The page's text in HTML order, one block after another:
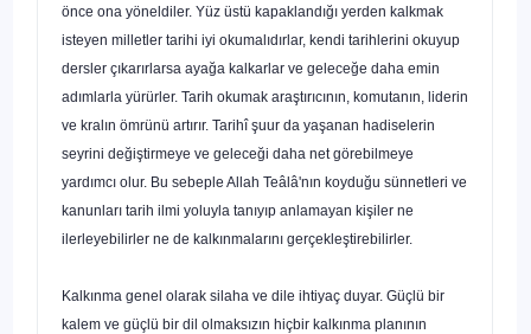
önce ona yöneldiler. Yüz üstü kapaklandığı yerden kalkmak
isteyen milletler tarihi iyi okumalıdırlar, kendi tarihlerini okuyup
dersler çıkarırlar­sa ayağa kalkarlar ve geleceğe daha emin
adımlarla yürürler. Tarih okumak araştırı­cının, komutanın, liderin
ve kralın ömrünü artırır. Tarihî şuur da yaşanan hadisele­rin
seyrini değiştirmeye ve geleceği daha net görebilmeye
yardımcı olur. Bu sebeple Allah Teâlâ'nın koyduğu sünnetleri ve
kanunları tarih ilmi yoluyla tanıyıp anlama­yan kişiler ne
ilerleyebilirler ne de kalkınmalarını gerçekleştirebilirler.
Kalkınma genel olarak silaha ve dile ihtiyaç duyar. Güçlü bir
kalem ve güçlü bir dil olmaksızın hiçbir kalkınma planının